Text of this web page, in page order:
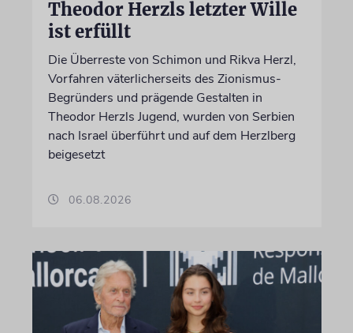
Theodor Herzls letzter Wille
ist erfüllt
Die Überreste von Schimon und Rikva Herzl,
Vorfahren väterlicherseits des Zionismus-
Begründers und prägende Gestalten in
Theodor Herzls Jugend, wurden von Serbien
nach Israel überführt und auf dem Herzlberg
beigesetzt
06.08.2026